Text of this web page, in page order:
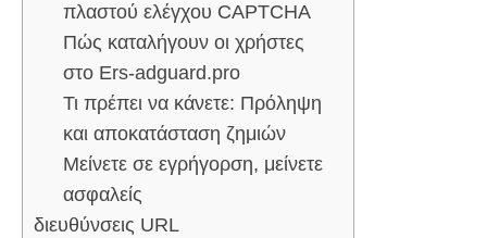
πλαστού ελέγχου CAPTCHA
Πώς καταλήγουν οι χρήστες
στο Ers-adguard.pro
Τι πρέπει να κάνετε: Πρόληψη
και αποκατάσταση ζημιών
Μείνετε σε εγρήγορση, μείνετε
ασφαλείς
διευθύνσεις URL